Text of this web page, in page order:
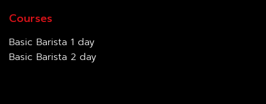
Courses
Basic Barista 1 day
Basic Barista 2 day